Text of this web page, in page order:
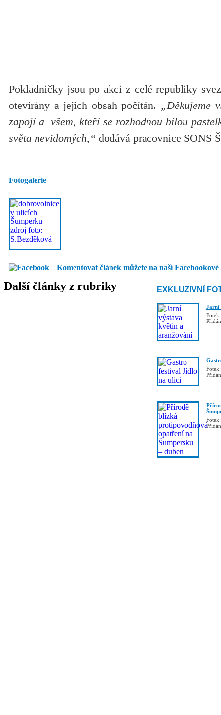
Pokladničky jsou po akci z celé republiky
otevírány a jejich obsah počítán. „Děkujeme
zapojí a všem, kteří se rozhodnou bílou
světa nevidomých,“ dodává pracovnice SONS
Fotogalerie
Komentovat článek můžete na naší Facebookové
Další články z rubriky EXKLUZIVNÍ
Jarní